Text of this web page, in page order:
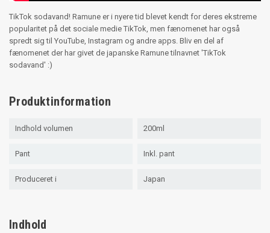
TikTok sodavand! Ramune er i nyere tid blevet kendt for deres ekstreme
popularitet på det sociale medie TikTok, men fænomenet har også
spredt sig til YouTube, Instagram og andre apps. Bliv en del af
fænomenet der har givet de japanske Ramune tilnavnet 'TikTok
sodavand' :)
Produktinformation
Indhold volumen 200ml
Pant Inkl. pant
Produceret i Japan
Indhold